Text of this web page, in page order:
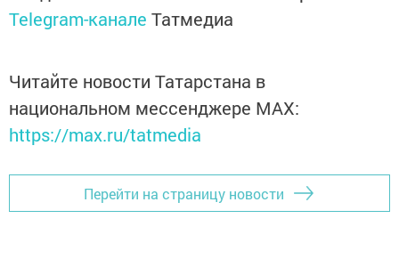
Telegram-канале Татмедиа
Читайте новости Татарстана в
национальном мессенджере MАХ:
https://max.ru/tatmedia
Перейти на страницу новости